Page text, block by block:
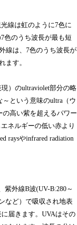
線は虹のように7色に
色のうち波長が最も短
線は、7色のうち波長が
ます。
）のultraviolet部分の略
という意味のultra（ウ
高い紫を超えるパワー
ネルギーの低い赤より
raysやinfrared radiation
紫外線B波(UV-B:280～
など）で吸収され地表
届きます。UVAはその